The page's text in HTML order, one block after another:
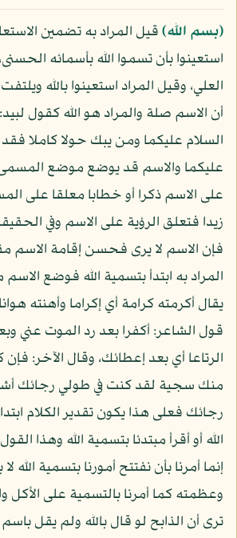
﴿بسم الله﴾قيل المراد به تضمين
استعينوا بأن تسموا الله بأسمائه
العلي، وقيل المراد استعينوا بالله
أن الاسم صلة والمراد هو الله كقول
السلام عليكما ومن يبك حولا كاملا
عليكما والاسم قد يوضع موضع
على الاسم ذكرا أو خطابا معلقا على
زيدا فتعلق الرؤية على الاسم وفي
فإن الاسم لا يرى فحسن إقامة الاسم
المراد به ابتدأ بتسمية الله فوضع
يقال أكرمته كرامة أي إكراما وأهنته
قول الشاعر: أكفرا بعد رد الموت عني
الرتاعا أي بعد إعطائك، وقال الآخر:
منك سجية لقد كنت في طولي رجائك
رجائك فعلى هذا يكون تقدير الكلام
الله أو أقرأ مبتدئا بتسمية الله وهذا
إنما أمرنا بأن نفتتح أمورنا بتسمية الله
وعظمته كما أمرنا بالتسمية على الأكل
ترى أن الذابح لو قال بالله ولم يقل